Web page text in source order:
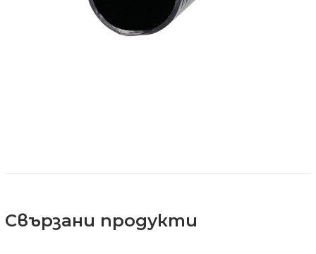
Свързани продукти